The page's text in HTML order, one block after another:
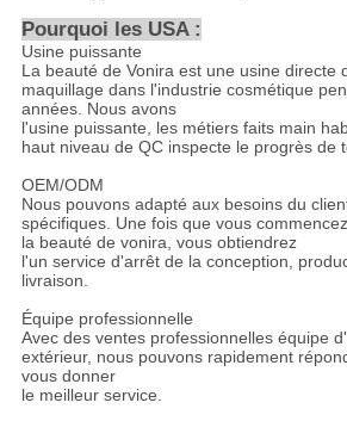
Pourquoi les USA :
Usine puissante
La beauté de Vonira est une usine directe
maquillage dans l'industrie cosmétique
années. Nous avons
l'usine puissante, les métiers faits main
haut niveau de QC inspecte le progrès de
OEM/ODM
Nous pouvons adapté aux besoins du
spécifiques. Une fois que vous
la beauté de vonira, vous obtiendrez
l'un service d'arrêt de la conception,
livraison.
Équipe professionnelle
Avec des ventes professionnelles équipe
extérieur, nous pouvons rapidement
vous donner
le meilleur service.